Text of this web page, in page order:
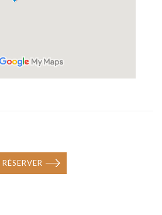
RÉSERVER